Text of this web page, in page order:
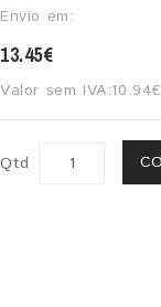
Envio em:
13.45€
Valor sem IVA:10.94€
Qtd